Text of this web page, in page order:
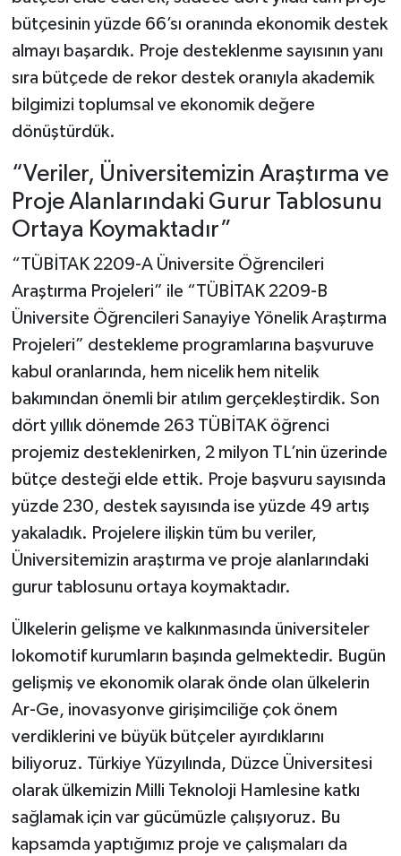
bütçesinin yüzde 66’sı oranında ekonomik destek
almayı başardık. Proje desteklenme sayısının yanı
sıra bütçede de rekor destek oranıyla akademik
bilgimizi toplumsal ve ekonomik değere
dönüştürdük.
“Veriler, Üniversitemizin Araştırma ve
Proje Alanlarındaki Gurur Tablosunu
Ortaya Koymaktadır”
“TÜBİTAK 2209-A Üniversite Öğrencileri
Araştırma Projeleri” ile “TÜBİTAK 2209-B
Üniversite Öğrencileri Sanayiye Yönelik Araştırma
Projeleri” destekleme programlarına başvuruve
kabul oranlarında, hem nicelik hem nitelik
bakımından önemli bir atılım gerçekleştirdik. Son
dört yıllık dönemde 263 TÜBİTAK öğrenci
projemiz desteklenirken, 2 milyon TL’nin üzerinde
bütçe desteği elde ettik. Proje başvuru sayısında
yüzde 230, destek sayısında ise yüzde 49 artış
yakaladık. Projelere ilişkin tüm bu veriler,
Üniversitemizin araştırma ve proje alanlarındaki
gurur tablosunu ortaya koymaktadır.
Ülkelerin gelişme ve kalkınmasında üniversiteler
lokomotif kurumların başında gelmektedir. Bugün
gelişmiş ve ekonomik olarak önde olan ülkelerin
Ar-Ge, inovasyonve girişimciliğe çok önem
verdiklerini ve büyük bütçeler ayırdıklarını
biliyoruz. Türkiye Yüzyılında, Düzce Üniversitesi
olarak ülkemizin Milli Teknoloji Hamlesine katkı
sağlamak için var gücümüzle çalışıyoruz. Bu
kapsamda yaptığımız proje ve çalışmaları da